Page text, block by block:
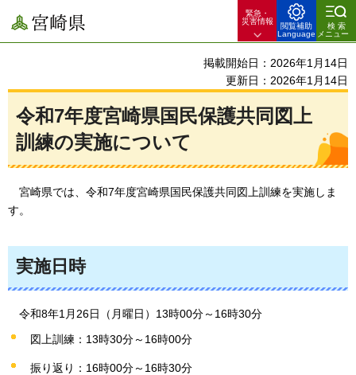
宮崎県
緊急・
災害情報
閲覧補助
Language
検索
メニュー
掲載開始日：2026年1月14日
更新日：2026年1月14日
令和7年度宮崎県国民保護共同図上
訓練の実施について
宮崎県では 、令和7年度宮崎県国民保護共同図上訓練を実施しま
す。
実施日時
令和8年1月26日（月曜日）13時00分～16時30分
図上訓練：13時30分～16時00分
振り返り：16時00分～16時30分